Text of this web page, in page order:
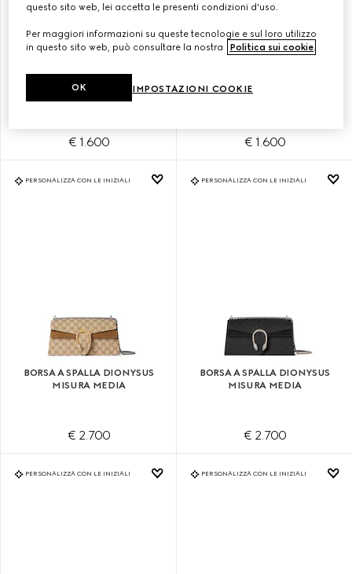
MISURA PICCOLA
€ 1.600
MISURA PICCOLA
€ 1.600
PERSONALIZZA CON LE INIZIALI
BORSA A SPALLA DIONYSUS
MISURA MEDIA
€ 2.700
PERSONALIZZA CON LE INIZIALI
BORSA A SPALLA DIONYSUS
MISURA MEDIA
€ 2.700
PERSONALIZZA CON LE INIZIALI PERSONALIZZA CON LE INIZIALI
questo sito web, lei accetta le presenti condizioni d'uso.
Per maggiori informazioni su queste tecnologie e sul loro utilizzo
in questo sito web, può consultare la nostra
Politica sui cookie
IMPOSTAZIONI COOKIE
OK